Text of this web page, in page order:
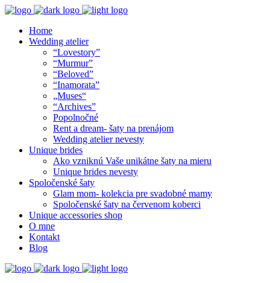
Home
Wedding atelier
“Lovestory”
“Murmur”
“Beloved”
“Inamorata”
„Muses“
“Archives”
Popolnočné
Rent a dream- šaty na prenájom
Wedding atelier nevesty
Unique brides
Ako vzniknú Vaše unikátne šaty na mieru
Unique brides nevesty
Spoločenské šaty
Glam mom- kolekcia pre svadobné mamy
Spoločenské šaty na červenom koberci
Unique accessories shop
O mne
Kontakt
Blog